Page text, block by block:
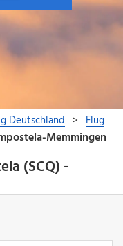
(SCQ) -